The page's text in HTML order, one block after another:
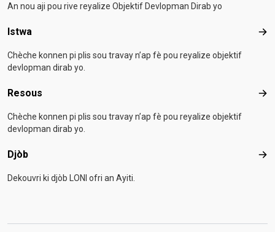
An nou aji pou rive reyalize Objektif Devlopman Dirab yo
Istwa
Chèche konnen pi plis sou travay n’ap fè pou reyalize objektif
devlopman dirab yo.
Resous
Chèche konnen pi plis sou travay n’ap fè pou reyalize objektif
devlopman dirab yo.
Djòb
Dekouvri ki djòb LONI ofri an Ayiti.